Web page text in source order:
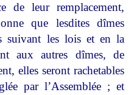
de leur remplacement,
que lesdites dîmes
suivant les lois et en la
aux autres dîmes, de
elles seront rachetables
par l’Assemblée ; et